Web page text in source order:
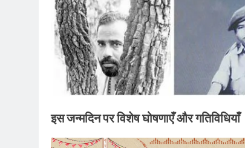
इस जन्मदिन पर विशेष घोषणाएँ और गतिविधियाँ